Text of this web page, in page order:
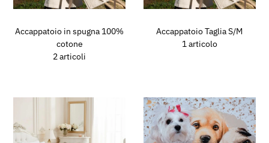
Accappatoio in spugna 100%
cotone
2 articoli
Accappatoio Taglia S/M
1 articolo